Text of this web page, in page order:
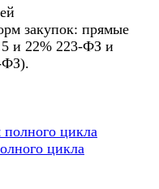
закупок: прямые
и 22% 223-ФЗ и
ФЗ).
цикла